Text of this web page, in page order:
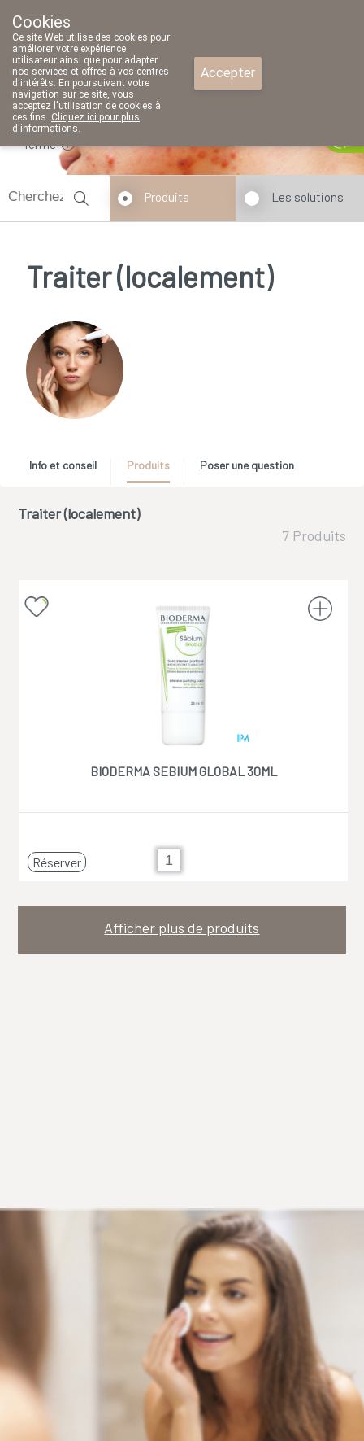
fermé
Produits Les solutions
Traiter (localement)
Info et conseil Produits Poser une question
Traiter (localement)
7 Produits
BIODERMA SEBIUM GLOBAL 30ML
Réserver
Afficher plus de produits
Cookies
Ce site Web utilise des cookies pour
améliorer votre expérience
utilisateur ainsi que pour adapter
nos services et offres à vos centres
d'intérêts. En poursuivant votre
navigation sur ce site, vous
acceptez l'utilisation de cookies à
ces fins. Cliquez ici pour plus
d'informations.
Accepter